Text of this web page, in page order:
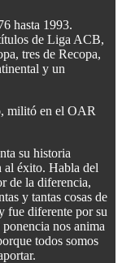
hasta 1993.
de Liga ACB,
tres de Recopa,
y un
militó en el OAR
su historia
al éxito. Habla del
de la diferencia,
y tantas cosas de
fue diferente por su
nos anima
todos somos